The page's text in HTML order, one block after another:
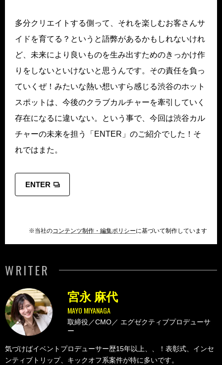
多分クリエイトする側って、それを楽しむお客さんサ
イドを育てる？というと語弊があるかもしれないけれ
ど、未来により良いものを生み出すためのきっかけ作
りをしないといけないと思うんです。その責任を負っ
ていくぜ！みたいな熱い想いすら感じる渋谷のホット
スポットは、今後のクラブカルチャーを牽引していく
存在になるに違いない。という事で、今回は渋谷カル
チャーの未来を担う「ENTER」のご紹介でした！そ
れではまた。
ENTER
※当社のコンテンツ制作・編集ポリシーに基づいて制作しています
WRITER
MAYO MIYANAGA
宮永 麻代
取締役／CMO／ エグゼクティブプロデューサ
ー
気づけばイベントプロデューサー歴15年以上、、！表彰式、インセ
ンティブトリップ、キックオフ系案件が特に多いです。